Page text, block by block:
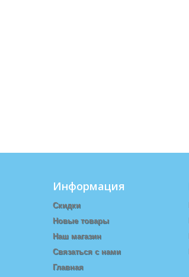
Информация
Скидки
Новые товары
Наш магазин
Связаться с нами
Главная